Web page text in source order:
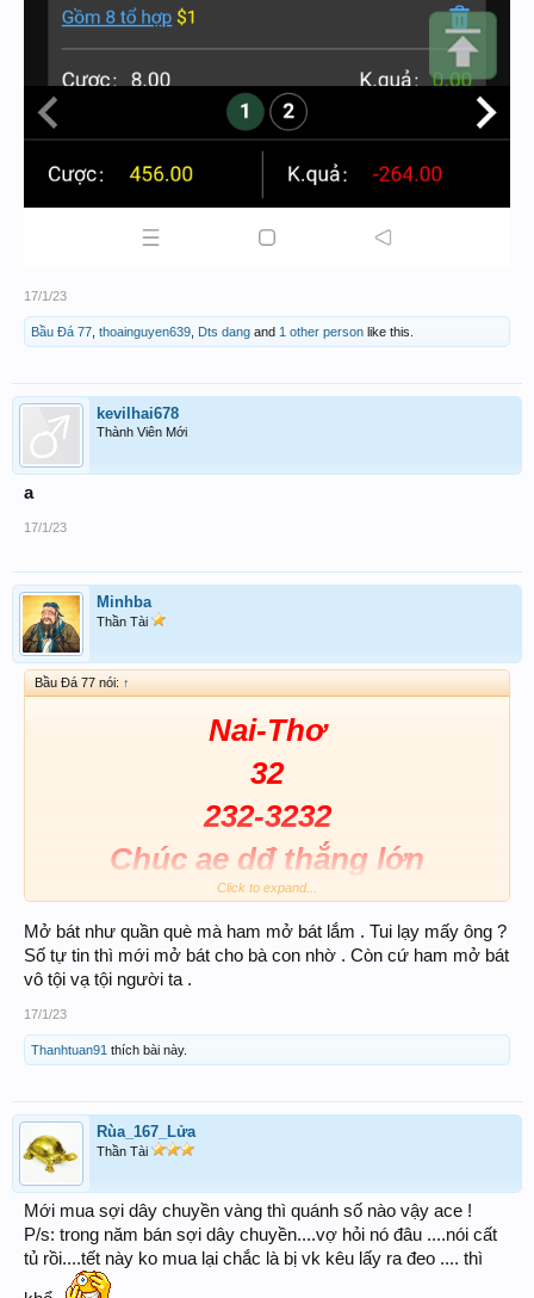
17/1/23
Bầu Đá 77 thoainguyen639 Dts dang and 1 other person like this.
kevilhai678
Thành Viên Mới
a
17/1/23
Minhba
Thần Tài
Bầu Đá 77 nói: ↑
Nai-Thơ
32
232-3232
Chúc ae dđ thắng lớn
Đánh bữa cuối về quê ăn tết
Click to expand...
Mở bát như quần què mà ham mở bát lắm . Tui lạy mấy ông ?
Số tự tin thì mới mở bát cho bà con nhờ . Còn cứ ham mở bát
vô tội vạ tội người ta .
17/1/23
Thanhtuan91 thích bài này.
Rùa_167_Lửa
Thần Tài
Mới mua sợi dây chuyền vàng thì quánh số nào vậy ace !
P/s: trong năm bán sợi dây chuyền....vợ hỏi nó đâu ....nói cất
tủ rồi....tết này ko mua lại chắc là bị vk kêu lấy ra đeo .... thì